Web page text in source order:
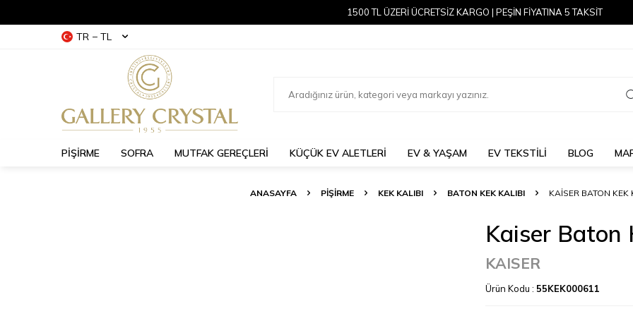
1500 TL ÜZERİ ÜCRETSİZ KARGO | PEŞİN FİYATINA 5 TAKSİT
TR − TL
PİŞİRME SOFRA MUTFAK GEREÇLERİ KÜÇÜK EV ALETLERİ EV & YAŞAM EV TEKSTİLİ BLOG
ANASAYFA PİŞİRME KEK KALIBI BATON KEK KALIBI KAISER BATON KEK
Kaiser Baton
KAISER
Ürün Kodu : 55KEK000611